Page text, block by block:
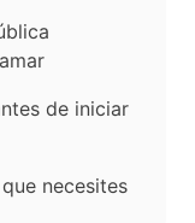
de iniciar
necesites